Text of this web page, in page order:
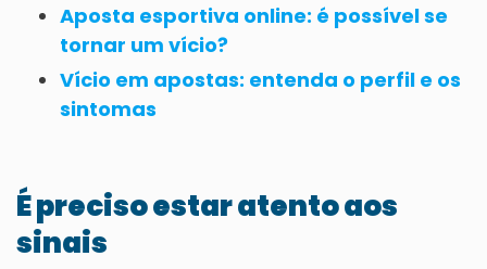
Aposta esportiva online: é possível se
tornar um vício?
Vício em apostas: entenda o perfil e os
sintomas
É preciso estar atento aos
sinais